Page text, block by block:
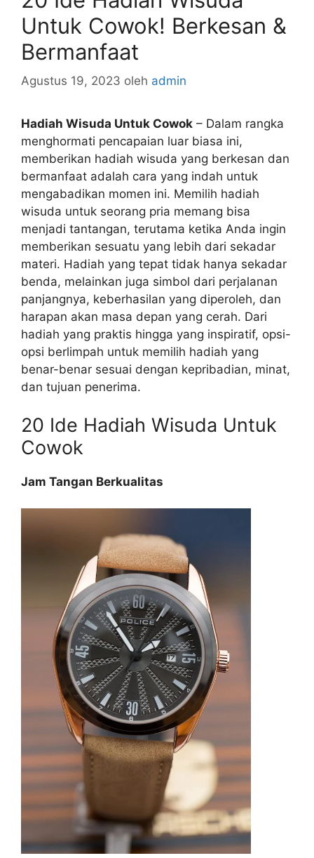
Untuk Cowok! Berkesan &
Bermanfaat
Agustus 19, 2023 oleh admin
Hadiah Wisuda Untuk Cowok – Dalam rangka
menghormati pencapaian luar biasa ini,
memberikan hadiah wisuda yang berkesan dan
bermanfaat adalah cara yang indah untuk
mengabadikan momen ini. Memilih hadiah
wisuda untuk seorang pria memang bisa
menjadi tantangan, terutama ketika Anda ingin
memberikan sesuatu yang lebih dari sekadar
materi. Hadiah yang tepat tidak hanya sekadar
benda, melainkan juga simbol dari perjalanan
panjangnya, keberhasilan yang diperoleh, dan
harapan akan masa depan yang cerah. Dari
hadiah yang praktis hingga yang inspiratif, opsi-
opsi berlimpah untuk memilih hadiah yang
benar-benar sesuai dengan kepribadian, minat,
dan tujuan penerima.
20 Ide Hadiah Wisuda Untuk
Cowok
Jam Tangan Berkualitas